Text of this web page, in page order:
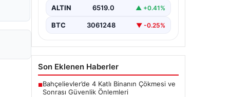
ALTIN 6519.0 ▲ +0.41%
BTC 3061248 ▼ -0.25%
Son Eklenen Haberler
■Bahçelievler’de 4 Katlı Binanın Çökmesi ve
Sonrası Güvenlik Önlemleri